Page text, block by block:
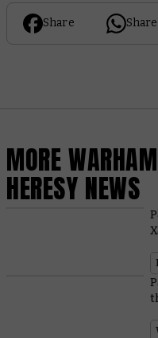
Share Share
MORE
HERESY NEWS